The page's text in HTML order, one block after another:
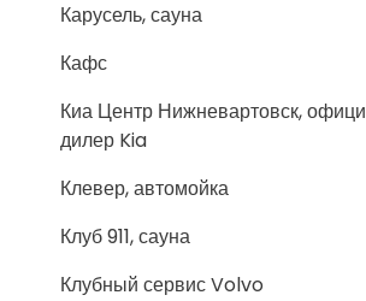
Карусель, сауна
Кафс
Киа Центр Нижневартовск,
дилер Kia
Клевер, автомойка
Клуб 911, сауна
Клубный сервис Volvo